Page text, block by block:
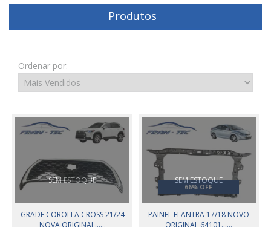
Produtos
Ordenar por:
SEM ESTOQUE
GRADE COROLLA CROSS 21/24
66% OFF
SEM ESTOQUE
PAINEL ELANTRA 17/18 NOVO